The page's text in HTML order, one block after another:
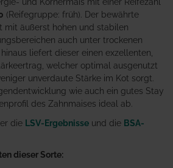
und Körnermais mit einer Reifezahl
(Reifegruppe: früh). Der bewährte
mit äußerst hohen und stabilen
auch unter trockenen
liefert dieser einen exzellenten,
welcher optimal ausgenutzt
unverdaute Stärke im Kot sorgt.
wie auch ein gutes Stay
des Zahnmaises ideal ab.
die LSV-Ergebnisse und die BSA-
dieser Sorte: